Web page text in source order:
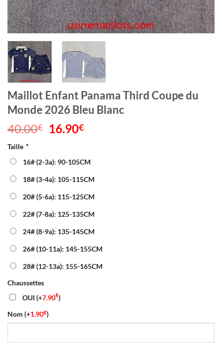
Maillot Enfant Panama Third Coupe du
Monde 2026 Bleu Blanc
40.00€
Le
était :
40.00€.
16.90€
est :
16.90€.
Taille *
16# (2-3a): 90-105CM
18# (3-4a): 105-115CM
20# (5-6a): 115-125CM
22# (7-8a): 125-135CM
24# (8-9a): 135-145CM
26# (10-11a): 145-155CM
28# (12-13a): 155-165CM
Chaussettes
OUI(+7.90€)
Nom (+1.90€)